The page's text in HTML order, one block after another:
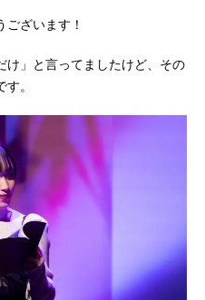
ざいます！
け」と言ってましたけど、その
。